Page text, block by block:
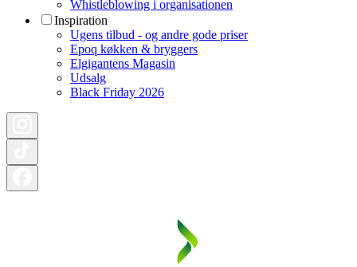
Whistleblowing i organisationen
Inspiration
Ugens tilbud - og andre gode priser
Epoq køkken & bryggers
Elgigantens Magasin
Udsalg
Black Friday 2026